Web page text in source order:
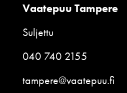
Vaatepuu Tampere
Suljettu
040 740 2155
tampere@vaatepuu.fi